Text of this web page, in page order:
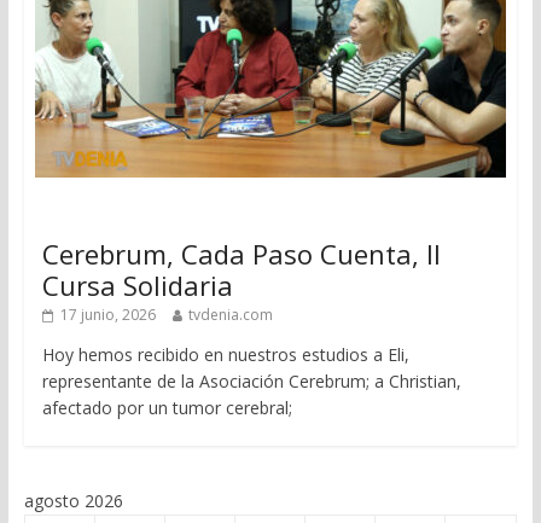
Cerebrum, Cada Paso Cuenta, II
Cursa Solidaria
17 junio, 2026 tvdenia.com
Hoy hemos recibido en nuestros estudios a Eli,
representante de la Asociación Cerebrum; a Christian,
afectado por un tumor cerebral;
agosto 2026